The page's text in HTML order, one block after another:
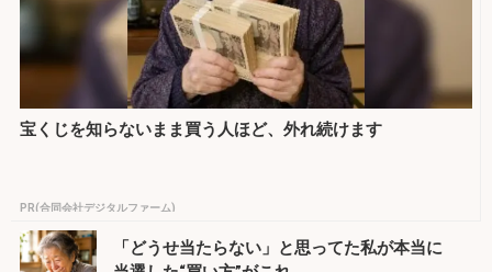
宝くじを知らないまま買う人ほど、外れ続けます
PR(合同会社デジタルファーム)
「どうせ当たらない」と思ってた私が本当に